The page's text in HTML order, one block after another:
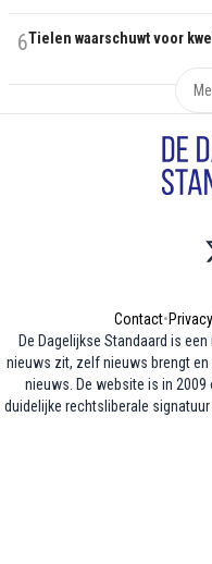
6Tielen waarschuwt voor
Contact•
De Dagelijkse Standaard is
nieuws zit, zelf nieuws brengt
nieuws. De website is in
duidelijke rechtsliberale